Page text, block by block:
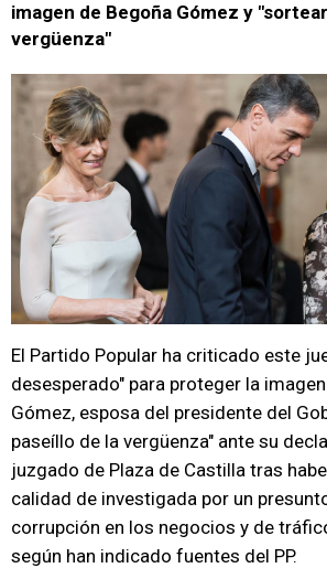
imagen de Begoña Gómez y
vergüenza"
El Partido Popular ha criticado este
desesperado" para proteger la
Gómez, esposa del presidente del
paseíllo de la vergüenza" ante su
juzgado de Plaza de Castilla tras
calidad de investigada por un
corrupción en los negocios y de
según han indicado fuentes del PP.